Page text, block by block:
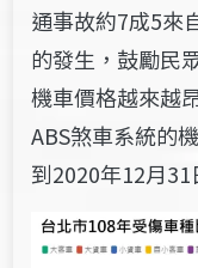
通事故約7成5來
的發生，鼓勵民
機車價格越來越
ABS煞車系統的
到2020年12月31